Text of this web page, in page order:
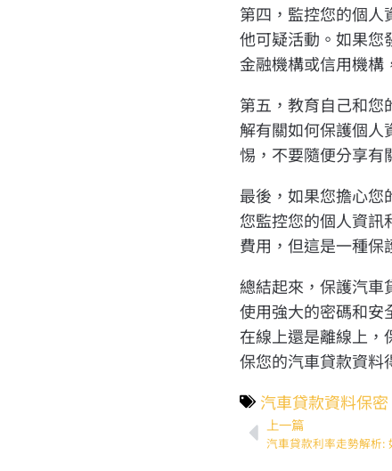
第四，監控您的個人
他可疑活動。如果您
金融機構或信用機構
第五，教育自己和您
解有關如何保護個人
惕，不要隨便分享有
最後，如果您擔心您
您監控您的個人資訊
費用，但這是一種保
總結起來，保護汽車
使用強大的密碼和安
在線上還是離線上，
保您的汽車貸款資料
汽車貸款資料保密
上一篇
汽車貸款利率走勢解析: